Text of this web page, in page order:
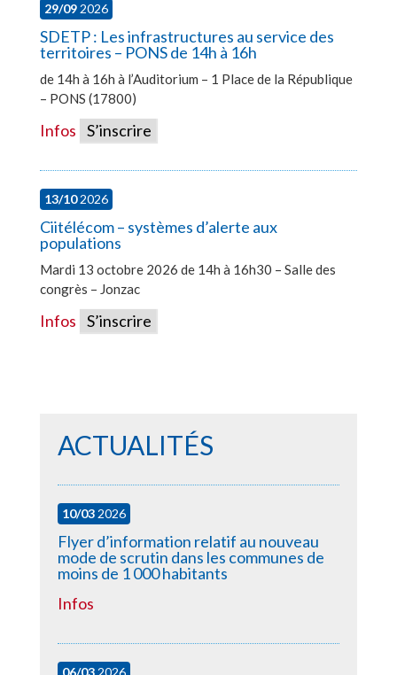
29/092026
SDETP : Les infrastructures au service des
territoires – PONS de 14h à 16h
de 14h à 16h à l’Auditorium – 1 Place de la République
– PONS (17800)
Infos S’inscrire
13/102026
Ciitélécom – systèmes d’alerte aux
populations
Mardi 13 octobre 2026 de 14h à 16h30 – Salle des
congrès – Jonzac
Infos S’inscrire
ACTUALITÉS
10/032026
Flyer d’information relatif au nouveau
mode de scrutin dans les communes de
moins de 1 000 habitants
Infos